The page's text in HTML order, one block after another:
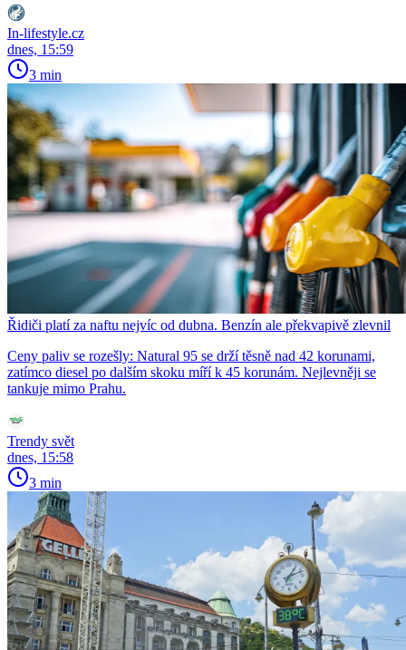
In-lifestyle.cz
dnes, 15:59
3 min
Řidiči platí za naftu nejvíc od dubna. Benzín ale překvapivě zlevnil
Ceny paliv se rozešly: Natural 95 se drží těsně nad 42 korunami,
zatímco diesel po dalším skoku míří k 45 korunám. Nejlevněji se
tankuje mimo Prahu.
Trendy svět
dnes, 15:58
3 min